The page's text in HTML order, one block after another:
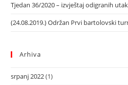
Tjedan 36/2020 – izvještaj odigranih
(24.08.2019.) Održan Prvi bartolovski
Arhiva
srpanj 2022(1)